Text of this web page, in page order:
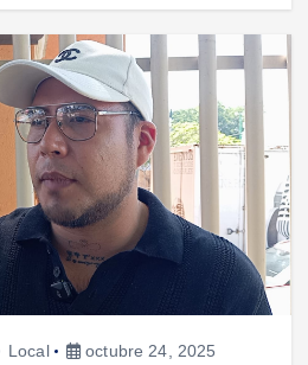
Local octubre 24, 2025